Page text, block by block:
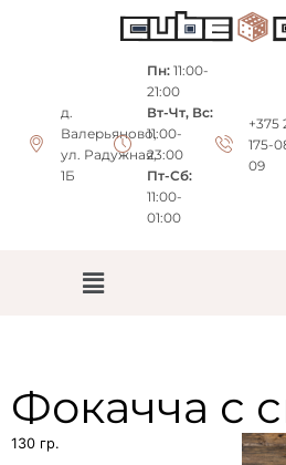
д.
Валерьяново,
ул. Радужная,
1Б
Пн: 11:00-
21:00
Вт-Чт, Вс:
11:00-
23:00
Пт-Сб:
11:00-
01:00
+375
175-
09
Фокачча с
130